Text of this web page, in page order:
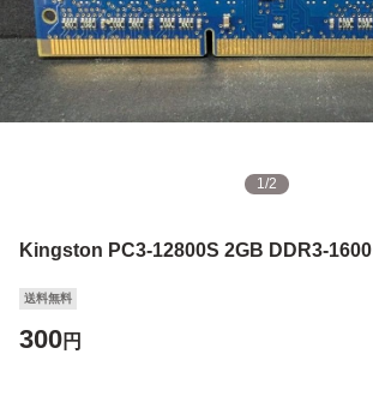
1/2
Kingston PC3-12800S 2GB DDR3-1600
送料無料
300円